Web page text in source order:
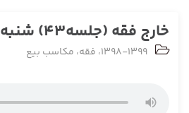
خارج فقه (جلسه43) شنبه 1398/09/23
1398-1399، فقه، مکاسب بیع